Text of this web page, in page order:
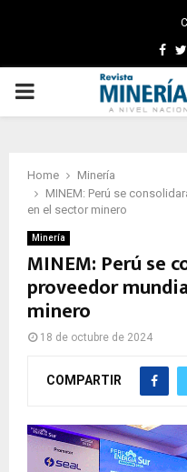
PRIMARY
Home
Minería
MINEM: Perú se
en el sector minero
Minería
MINEM: Perú se
proveedor
minero
18 de octubre de 2024
COMPARTIR